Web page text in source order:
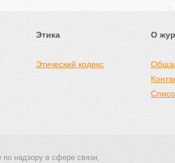
Этика
Этический кодекс
О
надзору в сфере связи,